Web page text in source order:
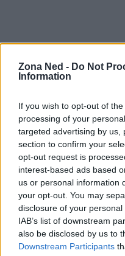
Zona Ned - Do Not
Information
If you wish to opt-out of
processing of your
targeted advertising by us,
section to confirm your
opt-out request is
interest-based ads based
us or personal information
your opt-out. You may
disclosure of your
IAB’s list of downstream
also be disclosed by us to
Downstream Participants
Continua a
SHOPPING NERD